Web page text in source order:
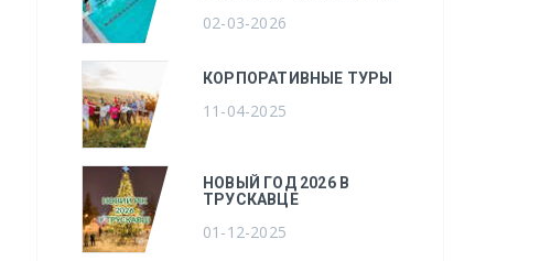
02-03-2026
КОРПОРАТИВНЫЕ ТУРЫ
11-04-2025
НОВЫЙ ГОД 2026 В
ТРУСКАВЦЕ
01-12-2025